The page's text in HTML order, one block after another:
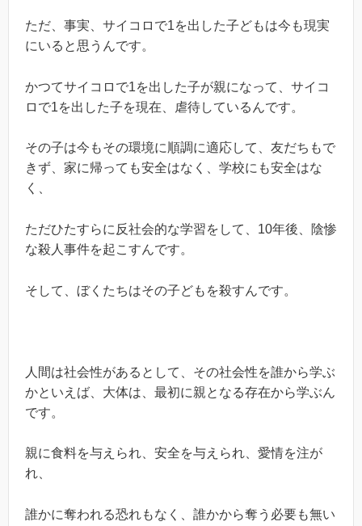
ただ、事実、サイコロで1を出した子どもは今も現実
にいると思うんです。
かつてサイコロで1を出した子が親になって、サイコ
ロで1を出した子を現在、虐待しているんです。
その子は今もその環境に順調に適応して、友だちもで
きず、家に帰っても安全はなく、学校にも安全はな
く、
ただひたすらに反社会的な学習をして、10年後、陰惨
な殺人事件を起こすんです。
そして、ぼくたちはその子どもを殺すんです。
人間は社会性があるとして、その社会性を誰から学ぶ
かといえば、大体は、最初に親となる存在から学ぶん
です。
親に食料を与えられ、安全を与えられ、愛情を注が
れ、
誰かに奪われる恐れもなく、誰かから奪う必要も無い